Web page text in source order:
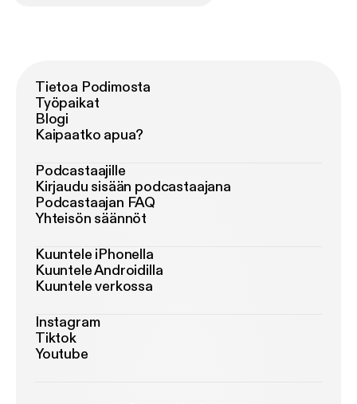
Tietoa Podimosta
Työpaikat
Blogi
Kaipaatko apua?
Podcastaajille
Kirjaudu sisään podcastaajana
Podcastaajan FAQ
Yhteisön säännöt
Kuuntele iPhonella
Kuuntele Androidilla
Kuuntele verkossa
Instagram
Tiktok
Youtube